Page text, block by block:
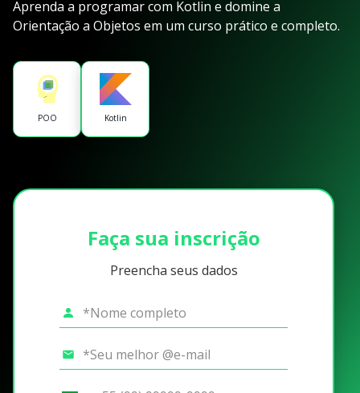
Aprenda a programar com Kotlin e domine a
Orientação a Objetos em um curso prático e completo.
POO Kotlin
Faça sua inscrição
Preencha seus dados